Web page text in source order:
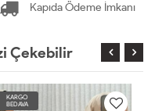
Kapıda Ödeme İmkanı
Çekebilir
KARGO
BEDAVA